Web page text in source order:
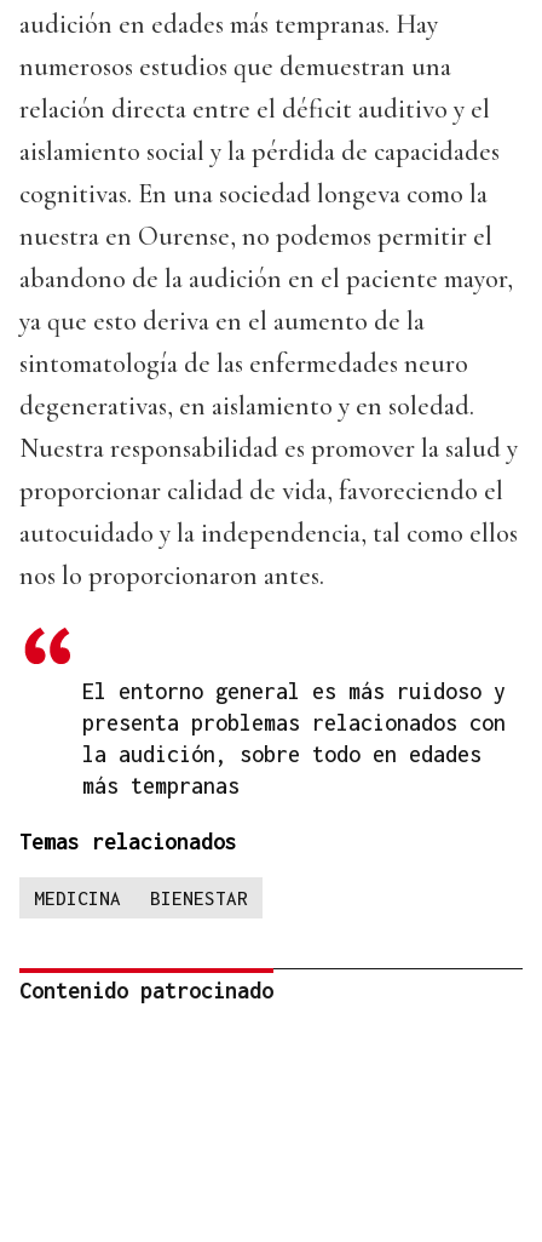
audición en edades más tempranas. Hay
numerosos estudios que demuestran una
relación directa entre el déficit auditivo y el
aislamiento social y la pérdida de capacidades
cognitivas. En una sociedad longeva como la
nuestra en Ourense, no podemos permitir el
abandono de la audición en el paciente mayor,
ya que esto deriva en el aumento de la
sintomatología de las enfermedades neuro
degenerativas, en aislamiento y en soledad.
Nuestra responsabilidad es promover la salud y
proporcionar calidad de vida, favoreciendo el
autocuidado y la independencia, tal como ellos
nos lo proporcionaron antes.
El entorno general es más ruidoso y
presenta problemas relacionados con
la audición, sobre todo en edades
más tempranas
Temas relacionados
MEDICINA BIENESTAR
Contenido patrocinado